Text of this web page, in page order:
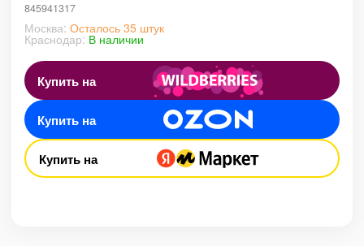
845941317
Москва: Осталось 35 штук
Краснодар: В наличии
Купить на
Купить на
Купить на